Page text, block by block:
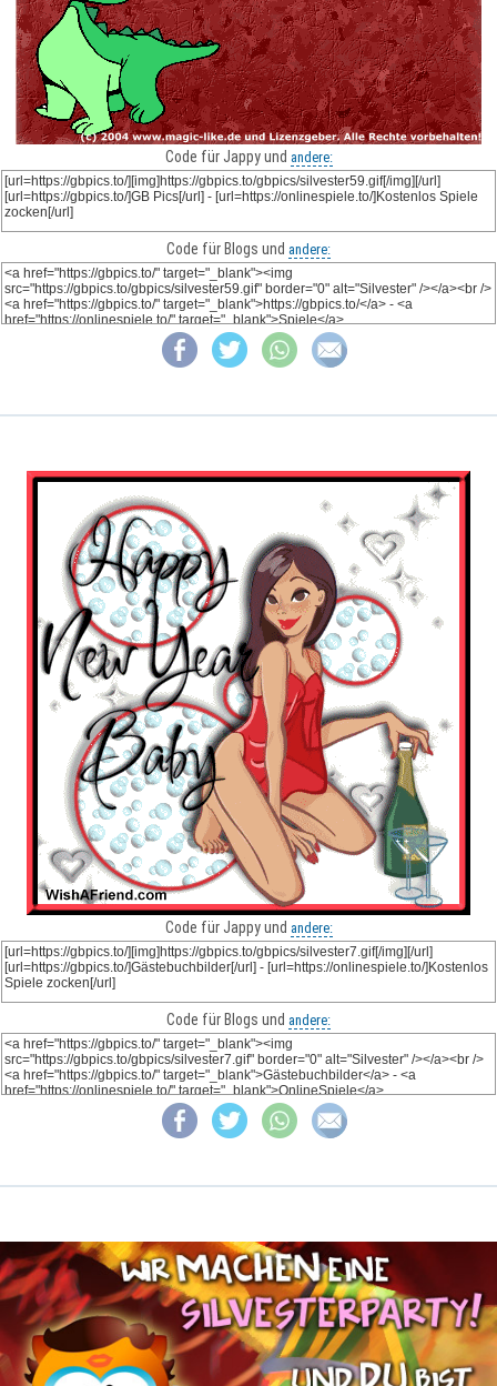
Code für Jappy und andere:
Code für Blogs und andere:
Code für Jappy und andere:
Code für Blogs und andere: